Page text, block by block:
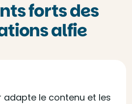
forts des
alfie
le contenu et les